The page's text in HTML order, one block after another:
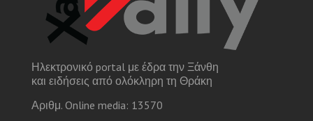
Ηλεκτρονικό portal με έδρα την Ξάνθη
και ειδήσεις από ολόκληρη τη Θράκη
Αριθμ. Online media: 13570